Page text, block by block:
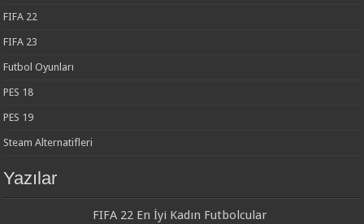
FIFA 22
FIFA 23
Futbol Oyunları
PES 18
PES 19
Steam Alternatifleri
Yazılar
FIFA 22 En İyi Kadın Futbolcular